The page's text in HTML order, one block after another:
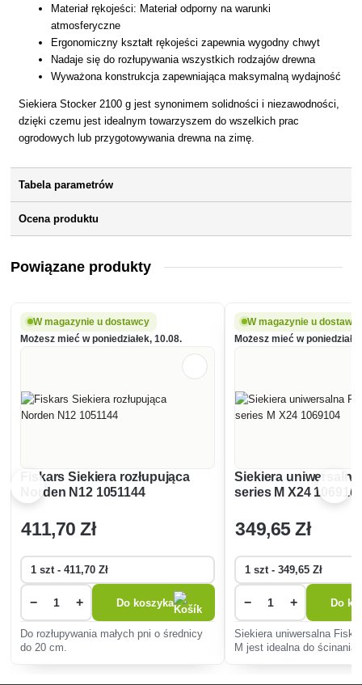
Materiał rękojeści: Materiał odporny na warunki
atmosferyczne
Ergonomiczny kształt rękojeści zapewnia wygodny chwyt
Nadaje się do rozłupywania wszystkich rodzajów drewna
Wyważona konstrukcja zapewniająca maksymalną wydajność
Siekiera Stocker 2100 g jest synonimem solidności i niezawodności,
dzięki czemu jest idealnym towarzyszem do wszelkich prac
ogrodowych lub przygotowywania drewna na zimę.
Tabela parametrów
Ocena produktu
Powiązane produkty
W magazynie u dostawcy
Możesz mieć w poniedziałek, 10.08.
Fiskars Siekiera rozłupująca
Norden N12 1051144
411,70 Zł
− + Do koszyka
Do rozłupywania małych pni o średnicy
do 20 cm.
W magazynie u
Możesz mieć w
Siekiera uniwersalna
series M X24
349,65 Zł
− + Do
Siekiera uniwersalna
M jest idealna do ścinania